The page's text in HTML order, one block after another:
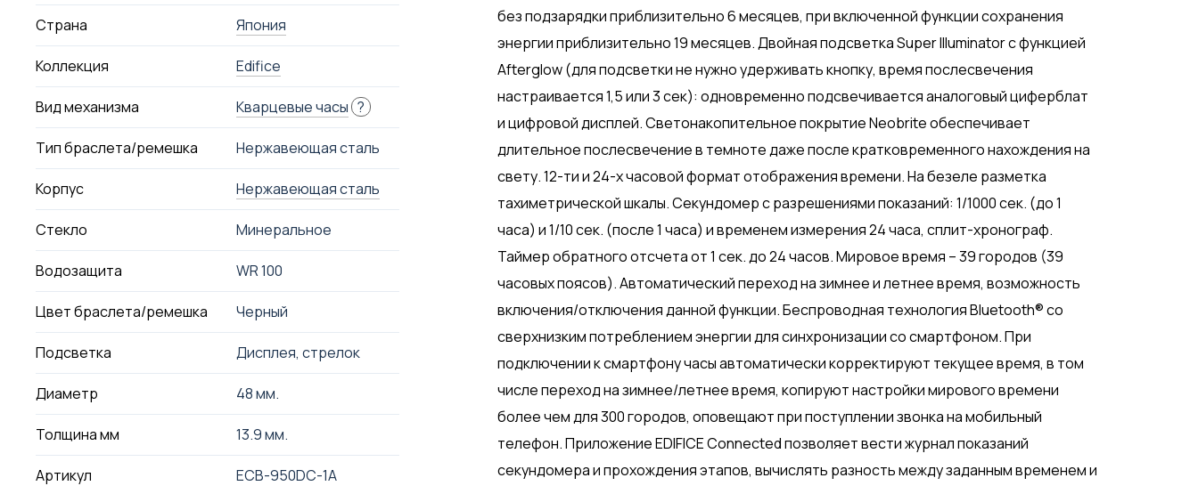
Страна Япония
Коллекция Edifice
Вид механизма Кварцевые часы ?
Тип браслета/ремешка Нержавеющая сталь
Корпус Нержавеющая сталь
Стекло Минеральное
Водозащита WR 100
Цвет браслета/ремешка Черный
Подсветка Дисплея, стрелок
Диаметр 48 мм.
Толщина мм 13.9 мм.
Артикул ECB-950DC-1A
без подзарядки приблизительно 6 месяцев, при включенной функции сохранения
энергии приблизительно 19 месяцев. Двойная подсветка Super Illuminator с функцией
Afterglow (для подсветки не нужно удерживать кнопку, время послесвечения
настраивается 1,5 или 3 сек): одновременно подсвечивается аналоговый циферблат
и цифровой дисплей. Светонакопительное покрытие Neobrite обеспечивает
длительное послесвечение в темноте даже после кратковременного нахождения на
свету. 12-ти и 24-х часовой формат отображения времени. На безеле разметка
тахиметрической шкалы. Секундомер с разрешениями показаний: 1/1000 сек. (до 1
часа) и 1/10 сек. (после 1 часа) и временем измерения 24 часа, сплит-хронограф.
Таймер обратного отсчета от 1 сек. до 24 часов. Мировое время – 39 городов (39
часовых поясов). Автоматический переход на зимнее и летнее время, возможность
включения/отключения данной функции. Беспроводная технология Bluetooth® со
сверхнизким потреблением энергии для синхронизации со смартфоном. При
подключении к смартфону часы автоматически корректируют текущее время, в том
числе переход на зимнее/летнее время, копируют настройки мирового времени
более чем для 300 городов, оповещают при поступлении звонка на мобильный
телефон. Приложение EDIFICE Connected позволяет вести журнал показаний
секундомера и прохождения этапов, вычислять разность между заданным временем и